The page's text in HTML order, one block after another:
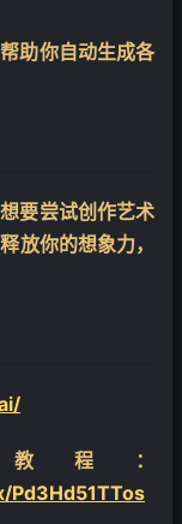
助你自动生成各
要尝试创作艺术
放你的想象力，
程：